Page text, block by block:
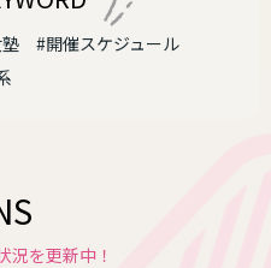
#開催スケジュール
況を更新中！